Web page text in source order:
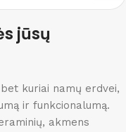
jūsų
kuriai namų erdvei,
ir funkcionalumą.
akmens